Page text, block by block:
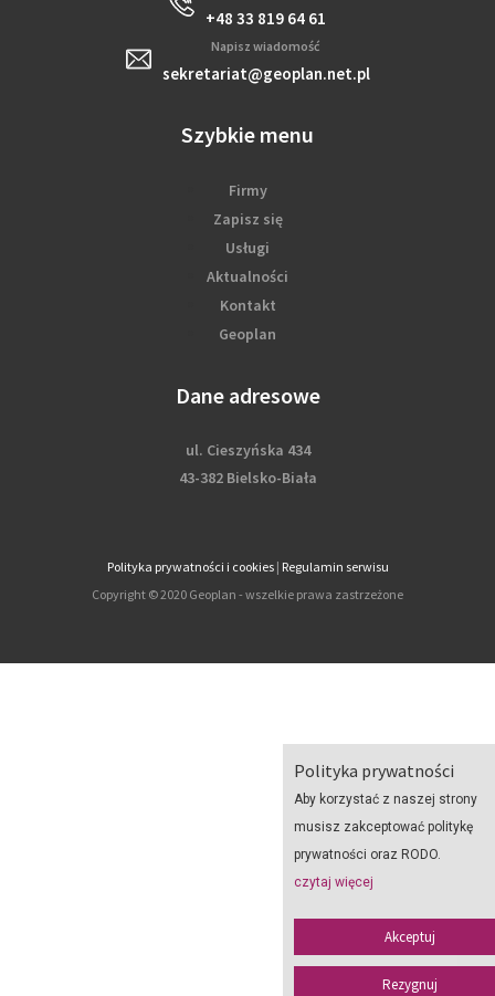
Polityka prywatności
Aby korzystać z naszej strony
musisz zakceptować politykę
prywatności oraz RODO.
czytaj więcej
Akceptuj
Rezygnuj
+48 33 819 64 61
Napisz wiadomość
sekretariat@geoplan.net.pl
Szybkie menu
Firmy
Zapisz się
Usługi
Aktualności
Kontakt
Geoplan
Dane adresowe
ul. Cieszyńska 434
43-382 Bielsko-Biała
Polityka prywatności i cookies| Regulamin serwisu
Copyright © 2020 Geoplan - wszelkie prawa zastrzeżone